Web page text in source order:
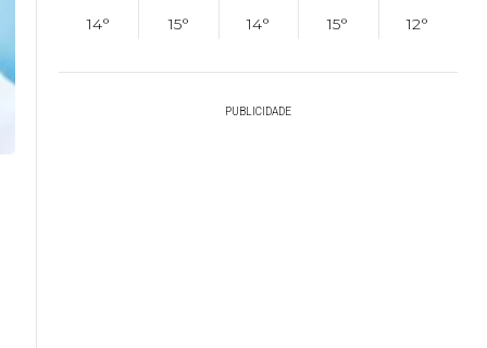
14°
15°
14°
15°
12°
PUBLICIDADE